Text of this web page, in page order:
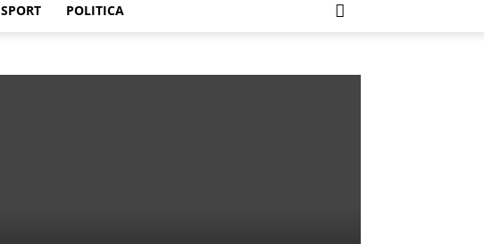
SPORT POLITICA